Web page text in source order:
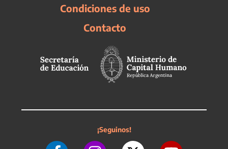
Condiciones de uso
Contacto
¡Seguinos!